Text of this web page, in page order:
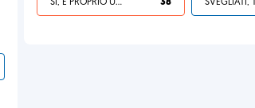
SÌ, È PROPRIO UNA VDM! 38